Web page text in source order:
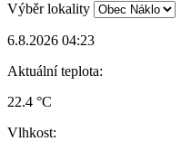
Výběr lokality
6.8.2026 04:23
Aktuální teplota:
22.4 °C
Vlhkost: